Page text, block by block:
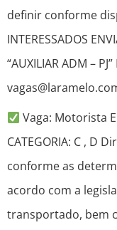
definir conforme
INTERESSADOS
“AUXILIAR ADM –
Vaga: Motorista
CATEGORIA: C , D
conforme as
acordo com a
transportado, bem